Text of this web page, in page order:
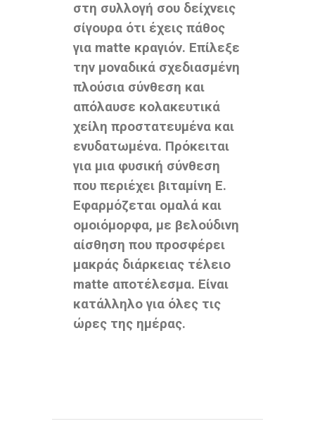
στη συλλογή σου δείχνεις
σίγουρα ότι έχεις πάθος
για matte κραγιόν. Επίλεξε
την μοναδικά σχεδιασμένη
πλούσια σύνθεση και
απόλαυσε κολακευτικά
χείλη προστατευμένα και
ενυδατωμένα. Πρόκειται
για μια φυσική σύνθεση
που περιέχει βιταμίνη Ε.
Εφαρμόζεται ομαλά και
ομοιόμορφα, με βελούδινη
αίσθηση που προσφέρει
μακράς διάρκειας τέλειο
matte αποτέλεσμα. Είναι
κατάλληλο για όλες τις
ώρες της ημέρας.